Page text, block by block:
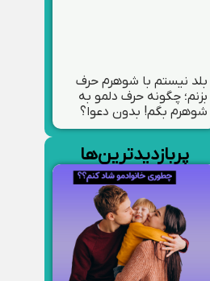
بلد نیستم با شوهرم حرف
بزنم؛ چگونه حرف دلمو به
شوهرم بگم! بدون دعوا؟
پربازدیدترین‌ها